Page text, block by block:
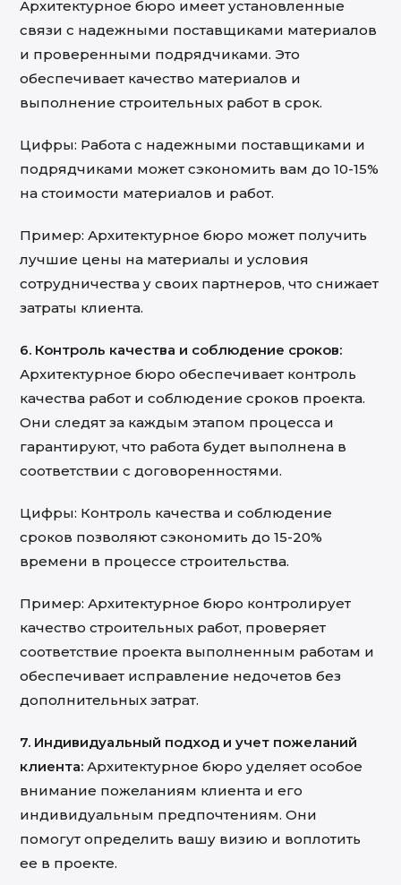
Архитектурное бюро имеет установленные
связи с надежными поставщиками материалов
и проверенными подрядчиками. Это
обеспечивает качество материалов и
выполнение строительных работ в срок.
Цифры: Работа с надежными поставщиками и
подрядчиками может сэкономить вам до 10-15%
на стоимости материалов и работ.
Пример: Архитектурное бюро может получить
лучшие цены на материалы и условия
сотрудничества у своих партнеров, что снижает
затраты клиента.
6. Контроль качества и соблюдение сроков:
Архитектурное бюро обеспечивает контроль
качества работ и соблюдение сроков проекта.
Они следят за каждым этапом процесса и
гарантируют, что работа будет выполнена в
соответствии с договоренностями.
Цифры: Контроль качества и соблюдение
сроков позволяют сэкономить до 15-20%
времени в процессе строительства.
Пример: Архитектурное бюро контролирует
качество строительных работ, проверяет
соответствие проекта выполненным работам и
обеспечивает исправление недочетов без
дополнительных затрат.
7. Индивидуальный подход и учет пожеланий
клиента: Архитектурное бюро уделяет особое
внимание пожеланиям клиента и его
индивидуальным предпочтениям. Они
помогут определить вашу визию и воплотить
ее в проекте.